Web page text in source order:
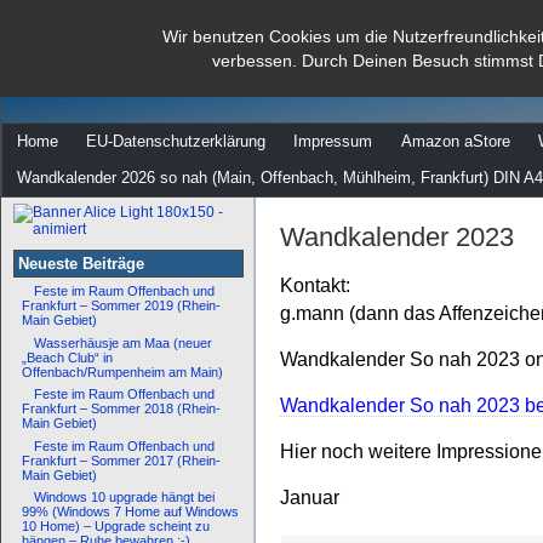
Wir benutzen Cookies um die
verbessen. Durch Deinen Besuch stimmst
dann rate mal
Home EU-Datenschutzerklärung Impressum Amazon aStore
Wandkalender 2026 so nah (Main, Offenbach, Mühlheim, Frankfurt) DIN
Neueste Beiträge
Feste im Raum Offenbach und
Frankfurt – Sommer 2019 (Rhein-
Main Gebiet)
Wasserhäusje am Maa (neuer
„Beach Club“ in
Offenbach/Rumpenheim am Main)
Feste im Raum Offenbach und
Frankfurt – Sommer 2018 (Rhein-
Main Gebiet)
Feste im Raum Offenbach und
Frankfurt – Sommer 2017 (Rhein-
Main Gebiet)
Windows 10 upgrade hängt bei
99% (Windows 7 Home auf Windows
10 Home) – Upgrade scheint zu
Wandkalender 2023
Kontakt:
g.mann (dann das
Wandkalender So nah 2023
Wandkalender So nah 2023
Hier noch weitere
Januar